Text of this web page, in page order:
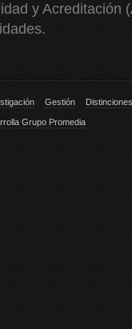
y Acreditación
Gestión Distinciones
Grupo Promedia